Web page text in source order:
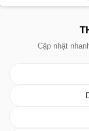
Cập nhật